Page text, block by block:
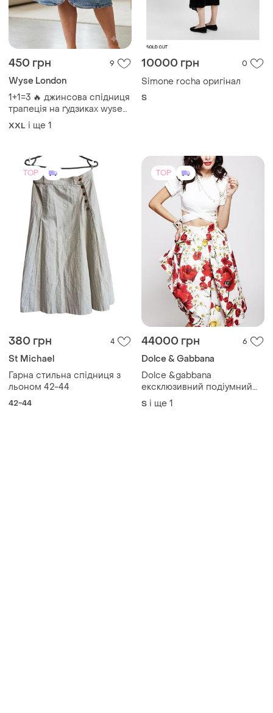
450 грн 9
Wyse London
1+1=3 🔥 джинсова спідниця
трапеція на ґудзиках wyse
london / юбка деним миди
а-силуэт.
XXL і ще 1
10000 грн 0
Simone rocha оригінал
S
TOP
380 грн 4
St Michael
Гарна стильна спідниця з
льоном 42-44
42-44
TOP
44000 грн 6
Dolce & Gabbana
Dolce &gabbana
ексклюзивний подіумний
комплект юбка + лофери
made in italy оригінал
S і ще 1